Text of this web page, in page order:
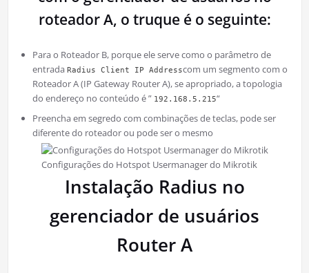
roteador A, o truque é o seguinte:
Para o Roteador B, porque ele serve como o parâmetro de
entrada Radius Client IP Addresscom um segmento com o
Roteador A (IP Gateway Router A), se apropriado, a topologia
do endereço no conteúdo é ” 192.168.5.215“
Preencha em segredo com combinações de teclas, pode ser
diferente do roteador ou pode ser o mesmo
Configurações do Hotspot Usermanager do Mikrotik
Instalação Radius no
gerenciador de usuários
Router A